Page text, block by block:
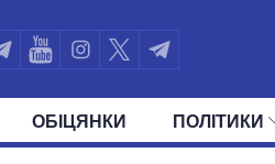
ОБIЦЯНКИ ПОЛIТИКИ